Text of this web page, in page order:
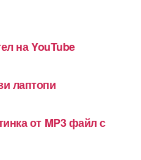
на YouTube
лаптопи
от MP3 файл с